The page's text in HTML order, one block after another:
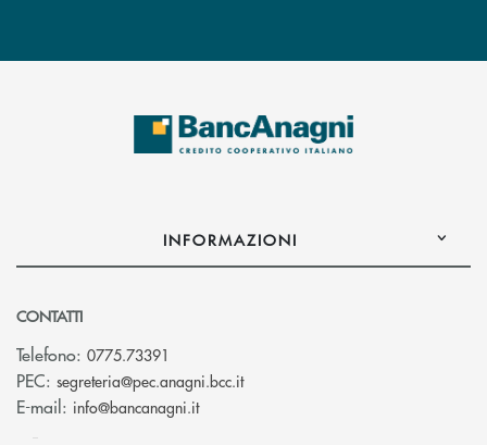
INFORMAZIONI
CONTATTI
Telefono: 0775.73391
PEC: segreteria@pec.anagni.bcc.it(si apre l’app di posta
E-mail: info@bancanagni.it(si apre l’app di posta elettronica)